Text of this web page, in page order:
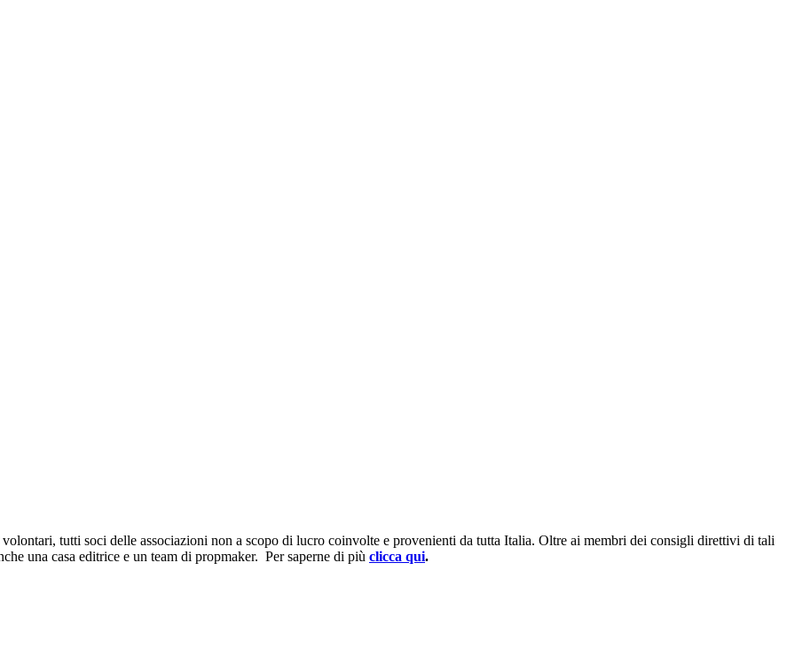
tutti soci delle associazioni non a scopo di lucro coinvolte e provenienti da tutta Italia. Oltre ai membri dei consigli direttivi di tali
una casa editrice e un team di propmaker. Per saperne di più clicca qui.